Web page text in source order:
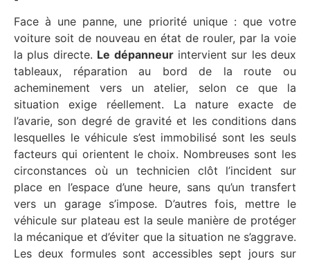
Face à une panne, une priorité unique : que votre
voiture soit de nouveau en état de rouler, par la voie
la plus directe. Le dépanneurintervient sur les deux
tableaux, réparation au bord de la route ou
acheminement vers un atelier, selon ce que la
situation exige réellement. La nature exacte de
l’avarie, son degré de gravité et les conditions dans
lesquelles le véhicule s’est immobilisé sont les seuls
facteurs qui orientent le choix. Nombreuses sont les
circonstances où un technicien clôt l’incident sur
place en l’espace d’une heure, sans qu’un transfert
vers un garage s’impose. D’autres fois, mettre le
véhicule sur plateau est la seule manière de protéger
la mécanique et d’éviter que la situation ne s’aggrave.
Les deux formules sont accessibles sept jours sur